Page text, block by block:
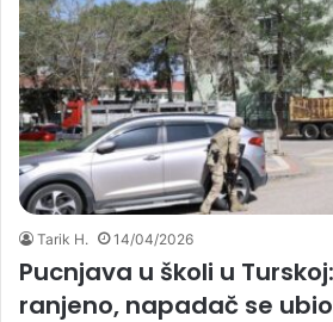
Tarik H. 14/04/2026
Pucnjava u školi u
ranjeno, napadač se ubio